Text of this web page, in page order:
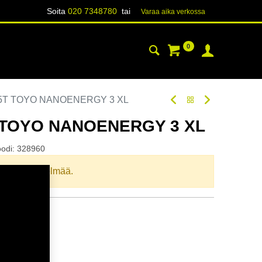
Soita 020 7348780tai Varaa aika verk​​​​ossa
0
TOYO NANOENERGY 3 XL
NANOENERGY 3 XL
328960
yhdistelmää.